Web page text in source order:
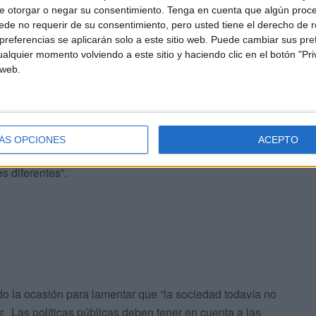
otorgar o negar su consentimiento. Tenga en cuenta que algún
no requerir de su consentimiento, pero usted tiene el derecho de
se aplicarán solo a este sitio web. Puede cambiar sus
momento volviendo a este sitio y haciendo clic en el botón
OPCIONES ACEPTO
de este año.
recordar que las personas autistas existen y quieren
cada 100 personas es autista”, añadiendo que “cada
diferentes”.
la ocasión para lamentar que “la sociedad todavía no
Las políticas públicas deben tener en cuenta a las